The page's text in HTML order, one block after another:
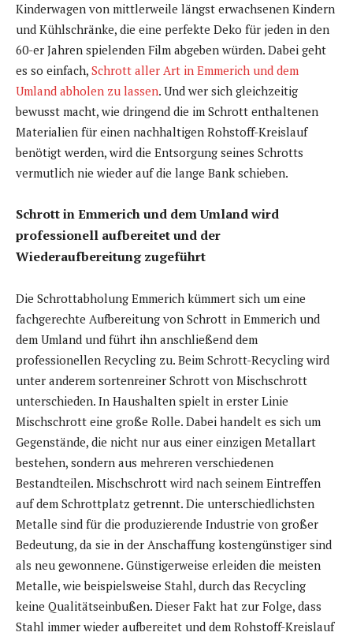
Kinderwagen von mittlerweile längst erwachsenen Kindern
und Kühlschränke, die eine perfekte Deko für jeden in den
60-er Jahren spielenden Film abgeben würden. Dabei geht
es so einfach, Schrott aller Art in Emmerich und dem
Umland abholen zu lassen. Und wer sich gleichzeitig
bewusst macht, wie dringend die im Schrott enthaltenen
Materialien für einen nachhaltigen Rohstoff-Kreislauf
benötigt werden, wird die Entsorgung seines Schrotts
vermutlich nie wieder auf die lange Bank schieben.
Schrott in Emmerich und dem Umland wird
professionell aufbereitet und der
Wiederaufbereitung zugeführt
Die Schrottabholung Emmerich kümmert sich um eine
fachgerechte Aufbereitung von Schrott in Emmerich und
dem Umland und führt ihn anschließend dem
professionellen Recycling zu. Beim Schrott-Recycling wird
unter anderem sortenreiner Schrott von Mischschrott
unterschieden. In Haushalten spielt in erster Linie
Mischschrott eine große Rolle. Dabei handelt es sich um
Gegenstände, die nicht nur aus einer einzigen Metallart
bestehen, sondern aus mehreren verschiedenen
Bestandteilen. Mischschrott wird nach seinem Eintreffen
auf dem Schrottplatz getrennt. Die unterschiedlichsten
Metalle sind für die produzierende Industrie von großer
Bedeutung, da sie in der Anschaffung kostengünstiger sind
als neu gewonnene. Günstigerweise erleiden die meisten
Metalle, wie beispielsweise Stahl, durch das Recycling
keine Qualitätseinbußen. Dieser Fakt hat zur Folge, dass
Stahl immer wieder aufbereitet und dem Rohstoff-Kreislauf